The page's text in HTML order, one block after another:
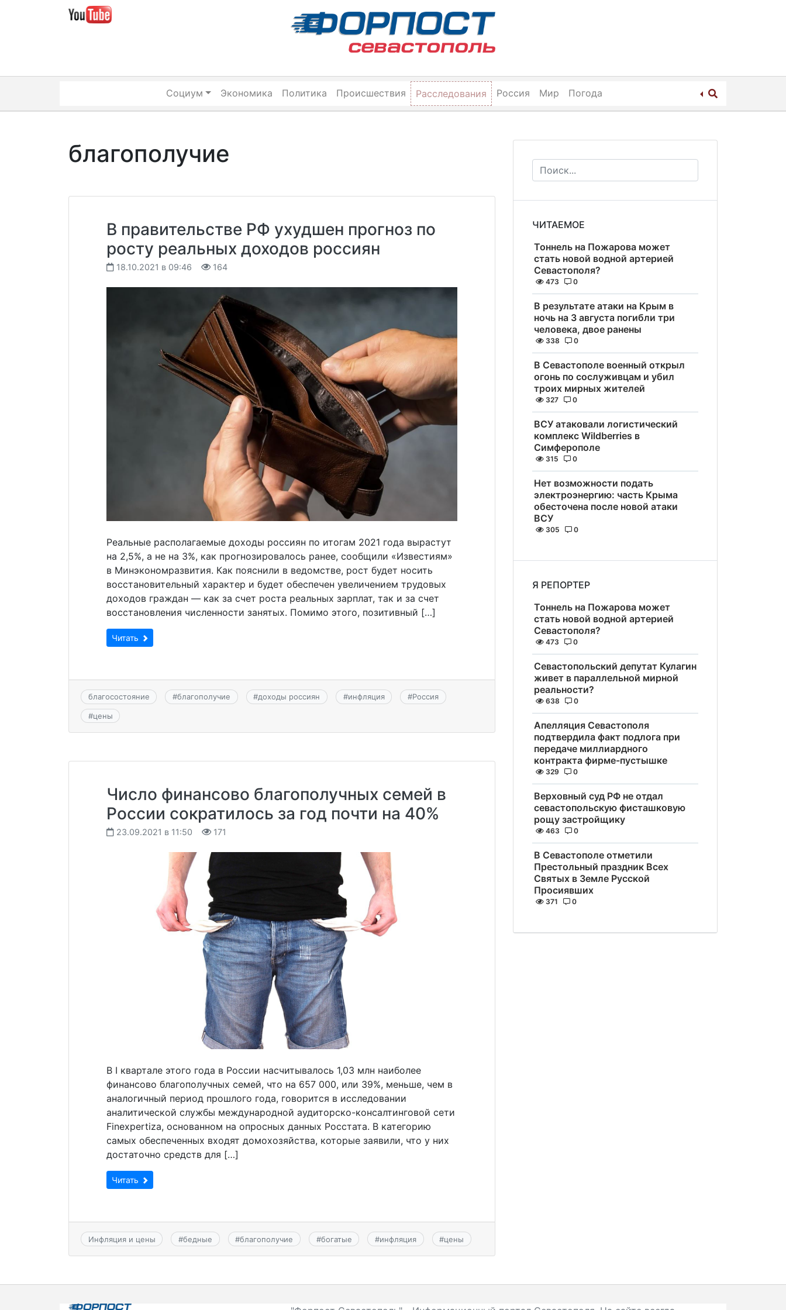
Социум Экономика Политика Происшествия Расследования Россия Мир Погода
благополучие
В правительстве РФ ухудшен прогноз по
росту реальных доходов россиян
18.10.2021 в 09:46 164
Реальные располагаемые доходы россиян по итогам 2021 года вырастут
на 2,5%, а не на 3%, как прогнозировалось ранее, сообщили «Известиям»
в Минэкономразвития. Как пояснили в ведомстве, рост будет носить
восстановительный характер и будет обеспечен увеличением трудовых
доходов граждан — как за счет роста реальных зарплат, так и за счет
восстановления численности занятых. Помимо этого, позитивный […]
Читать
благосостояние #благополучие #доходы россиян #инфляция #Россия
#цены
Число финансово благополучных семей в
России сократилось за год почти на 40%
23.09.2021 в 11:50 171
В I квартале этого года в России насчитывалось 1,03 млн наиболее
финансово благополучных семей, что на 657 000, или 39%, меньше, чем в
аналогичный период прошлого года, говорится в исследовании
аналитической службы международной аудиторско-консалтинговой сети
Finexpertiza, основанном на опросных данных Росстата. В категорию
самых обеспеченных входят домохозяйства, которые заявили, что у них
достаточно средств для […]
Читать
Инфляция и цены #бедные #благополучие #богатые #инфляция #цены
ЧИТАЕМОЕ
Тоннель на Пожарова может
стать новой водной артерией
Севастополя?
473 0
В результате атаки на Крым в
ночь на 3 августа погибли три
человека, двое ранены
338 0
В Севастополе военный открыл
огонь по сослуживцам и убил
троих мирных жителей
327 0
ВСУ атаковали логистический
комплекс Wildberries в
Симферополе
315 0
Нет возможности подать
электроэнергию: часть Крыма
обесточена после новой атаки
ВСУ
305 0
Я РЕПОРТЕР
Тоннель на Пожарова может
стать новой водной артерией
Севастополя?
473 0
Севастопольский депутат Кулагин
живет в параллельной мирной
реальности?
638 0
Апелляция Севастополя
подтвердила факт подлога при
передаче миллиардного
контракта фирме-пустышке
329 0
Верховный суд РФ не отдал
севастопольскую фисташковую
рощу застройщику
463 0
В Севастополе отметили
Престольный праздник Всех
Святых в Земле Русской
Просиявших
371 0